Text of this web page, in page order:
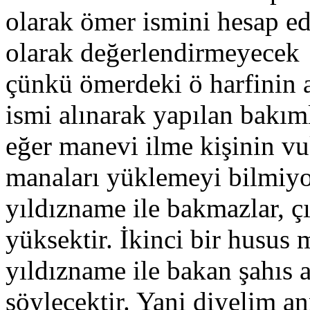
olarak ömer ismini hesap
olarak
çünkü ömerdeki ö harfinin
ismi alınarak yapılan
eğer manevi ilme kişinin
manaları yüklemeyi
yıldızname ile bakmazlar,
yüksektir. İkinci bir husus
yıldızname ile bakan
söylecektir. Yani diyelim